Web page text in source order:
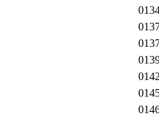
0142